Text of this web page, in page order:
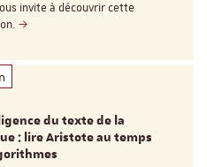
invite à découvrir cette
du texte de la
: lire Aristote au temps